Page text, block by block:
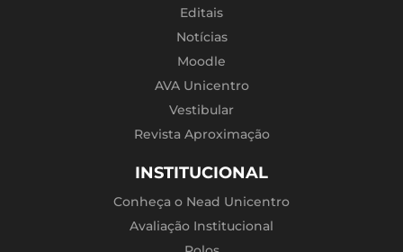
Editais
Notícias
Moodle
AVA Unicentro
Vestibular
Revista Aproximação
INSTITUCIONAL
Conheça o Nead Unicentro
Avaliação Institucional